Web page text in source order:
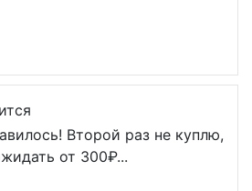
Второй раз не куплю,
от 300₽...